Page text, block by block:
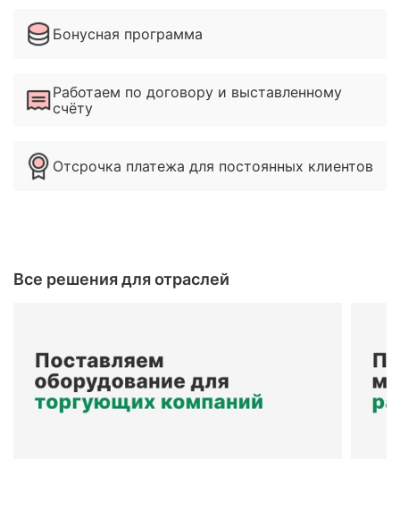
Бонусная программа
Работаем по договору и выставленному
счёту
Отсрочка платежа для постоянных клиентов
Все решения для отраслей